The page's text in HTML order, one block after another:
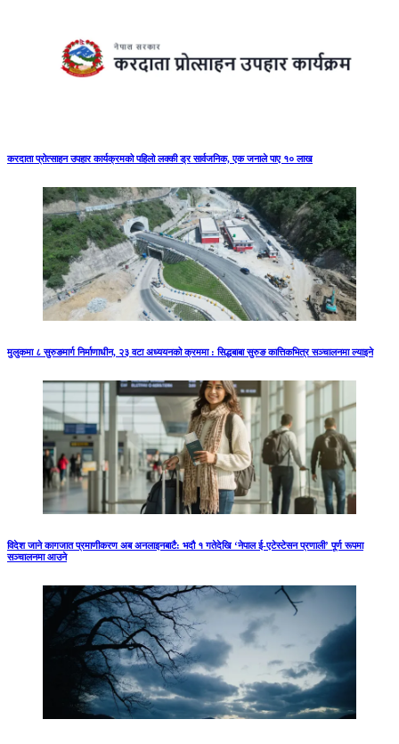
करदाता प्रोत्साहन उपहार कार्यक्रमको पहिलो लक्की ड्र सार्वजनिक, एक जनाले पाए १० लाख
मुलुकमा ८ सुरुङमार्ग निर्माणाधीन, २३ वटा अध्ययनको क्रममा : सिद्धबाबा सुरुङ कात्तिकभित्र सञ्चालनमा ल्याइने
विदेश जाने कागजात प्रमाणीकरण अब अनलाइनबाटै: भदौ १ गतेदेखि ‘नेपाल ई-एटेस्टेसन प्रणाली’ पूर्ण रूपमा
सञ्चालनमा आउने